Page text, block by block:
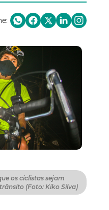
os ciclistas sejam
(Foto: Kiko Silva)